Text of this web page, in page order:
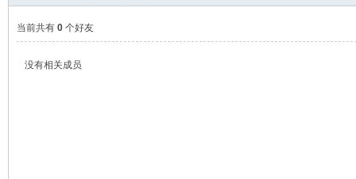
当前共有 0 个好友
没有相关成员